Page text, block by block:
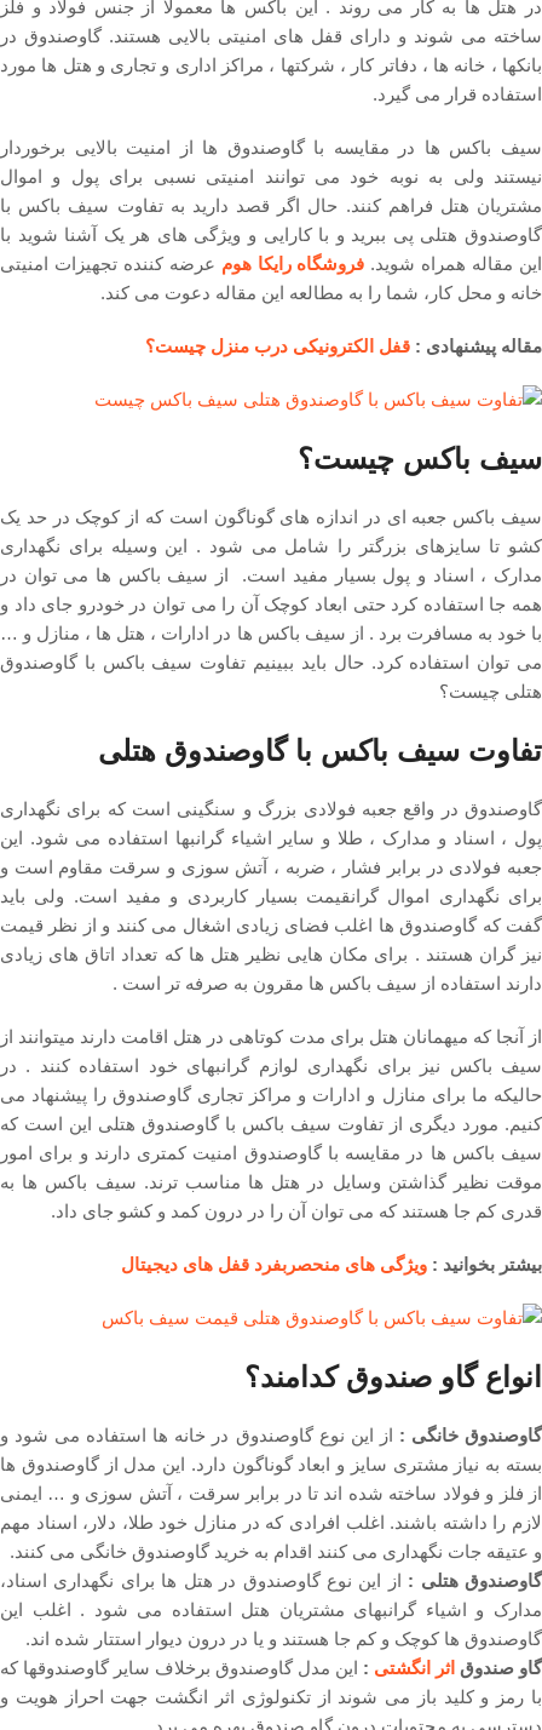
در هتل ها به کار می روند . این باکس ها معمولا از جنس فولاد و فلز
ساخته می شوند و دارای قفل های امنیتی بالایی هستند. گاوصندوق در
بانکها ، خانه ها ، دفاتر کار ، شرکتها ، مراکز اداری و تجاری و هتل ها مورد
استفاده قرار می گیرد.
سیف باکس ها در مقایسه با گاوصندوق ها از امنیت بالایی برخوردار
نیستند ولی به نوبه خود می توانند امنیتی نسبی برای پول و اموال
مشتریان هتل فراهم کنند. حال اگر قصد دارید به تفاوت سیف باکس با
گاوصندوق هتلی پی ببرید و با کارایی و ویژگی های هر یک آشنا شوید با
این مقاله همراه شوید. فروشگاه رایکا هوم عرضه کننده تجهیزات امنیتی
خانه و محل کار، شما را به مطالعه این مقاله دعوت می کند.
مقاله پیشنهادی : قفل الکترونیکی درب منزل چیست؟
سیف باکس چیست؟
سیف باکس جعبه ای در اندازه های گوناگون است که از کوچک در حد یک
کشو تا سایزهای بزرگتر را شامل می شود . این وسیله برای نگهداری
مدارک ، اسناد و پول بسیار مفید است. از سیف باکس ها می توان در
همه جا استفاده کرد حتی ابعاد کوچک آن را می توان در خودرو جای داد و
با خود به مسافرت برد . از سیف باکس ها در ادارات ، هتل ها ، منازل و …
می توان استفاده کرد. حال باید ببینیم تفاوت سیف باکس با گاوصندوق
هتلی چیست؟
تفاوت سیف باکس با گاوصندوق هتلی
گاوصندوق در واقع جعبه فولادی بزرگ و سنگینی است که برای نگهداری
پول ، اسناد و مدارک ، طلا و سایر اشیاء گرانبها استفاده می شود. این
جعبه فولادی در برابر فشار ، ضربه ، آتش سوزی و سرقت مقاوم است و
برای نگهداری اموال گرانقیمت بسیار کاربردی و مفید است. ولی باید
گفت که گاوصندوق ها اغلب فضای زیادی اشغال می کنند و از نظر قیمت
نیز گران هستند . برای مکان هایی نظیر هتل ها که تعداد اتاق های زیادی
دارند استفاده از سیف باکس ها مقرون به صرفه تر است .
از آنجا که میهمانان هتل برای مدت کوتاهی در هتل اقامت دارند میتوانند از
سیف باکس نیز برای نگهداری لوازم گرانبهای خود استفاده کنند . در
حالیکه ما برای منازل و ادارات و مراکز تجاری گاوصندوق را پیشنهاد می
کنیم. مورد دیگری از تفاوت سیف باکس با گاوصندوق هتلی این است که
سیف باکس ها در مقایسه با گاوصندوق امنیت کمتری دارند و برای امور
موقت نظیر گذاشتن وسایل در هتل ها مناسب ترند. سیف باکس ها به
قدری کم جا هستند که می توان آن را در درون کمد و کشو جای داد.
بیشتر بخوانید : ویژگی های منحصربفرد قفل های دیجیتال
انواع گاو صندوق کدامند؟
گاوصندوق خانگی : از این نوع گاوصندوق در خانه ها استفاده می شود و
بسته به نیاز مشتری سایز و ابعاد گوناگون دارد. این مدل از گاوصندوق ها
از فلز و فولاد ساخته شده اند تا در برابر سرقت ، آتش سوزی و … ایمنی
لازم را داشته باشند. اغلب افرادی که در منازل خود طلا، دلار، اسناد مهم
و عتیقه جات نگهداری می کنند اقدام به خرید گاوصندوق خانگی می کنند.
گاوصندوق هتلی : از این نوع گاوصندوق در هتل ها برای نگهداری اسناد،
مدارک و اشیاء گرانبهای مشتریان هتل استفاده می شود . اغلب این
گاوصندوق ها کوچک و کم جا هستند و یا در درون دیوار استتار شده اند.
گاو صندوق اثر انگشتی : این مدل گاوصندوق برخلاف سایر گاوصندوقها که
با رمز و کلید باز می شوند از تکنولوژی اثر انگشت جهت احراز هویت و
دسترسی به محتویات درون گاو صندوق بهره می برد.